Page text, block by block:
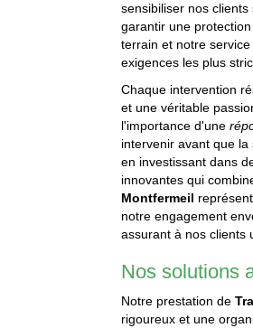
sensibiliser nos
garantir une
terrain et notre
exigences les plus
Chaque intervention
et une véritable
l'importance d'une
intervenir avant que
en investissant dans
innovantes qui
Montfermeil
notre engagement
assurant à nos clients
Nos solutions
Notre prestation de
rigoureux et une